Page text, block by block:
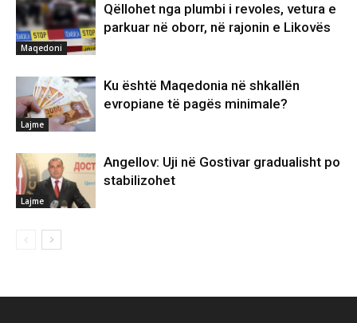
Maqedoni
Qëllohet nga plumbi i revoles, vetura e
parkuar në oborr, në rajonin e Likovës
Lajme
Ku është Maqedonia në shkallën
evropiane të pagës minimale?
Lajme
Angellov: Uji në Gostivar gradualisht po
stabilizohet